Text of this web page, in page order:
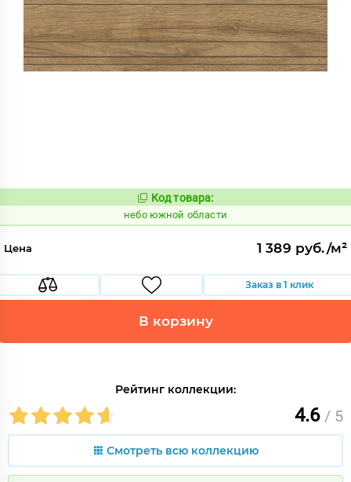
Код:
1124563
Код товара:
небо южной области
Цена 1 389 руб./м²
Заказ в 1 клик
В корзину
Рейтинг коллекции:
4.6 / 5
Смотреть всю коллекцию